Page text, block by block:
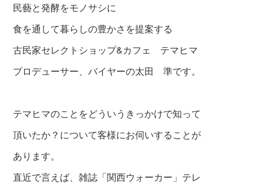
民藝と発酵をモノサシに
食を通して暮らしの豊かさを提案する
古民家セレクトショップ&カフェ テマヒマ
プロデューサー、バイヤーの太田 準です。
テマヒマのことをどういうきっかけで知って
頂いたか？について客様にお伺いすることが
あります。
直近で言えば、雑誌「関西ウォーカー」テレ